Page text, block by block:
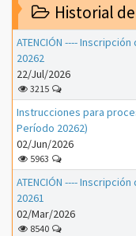
Historial
ATENCIÓN ----
20262
22/Jul/2026
3215
Instrucciones para
Período 20262)
02/Jun/2026
5963
ATENCIÓN ----
20261
02/Mar/2026
8540